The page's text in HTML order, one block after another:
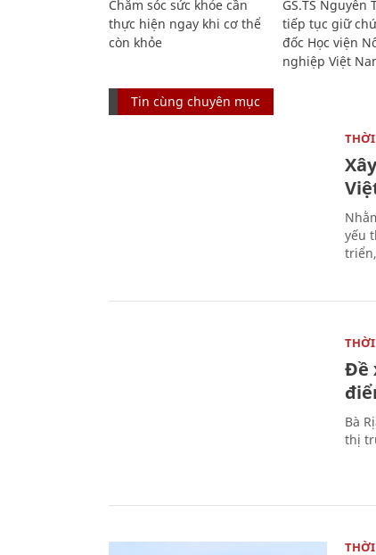
Chăm sóc sức khỏe cần
thực hiện ngay khi cơ thể
còn khỏe
GS.TS Nguyễn
tiếp tục giữ
đốc Học viện
nghiệp Việt
Tin cùng chuyên mục
yếu
Đề
Bà
thị